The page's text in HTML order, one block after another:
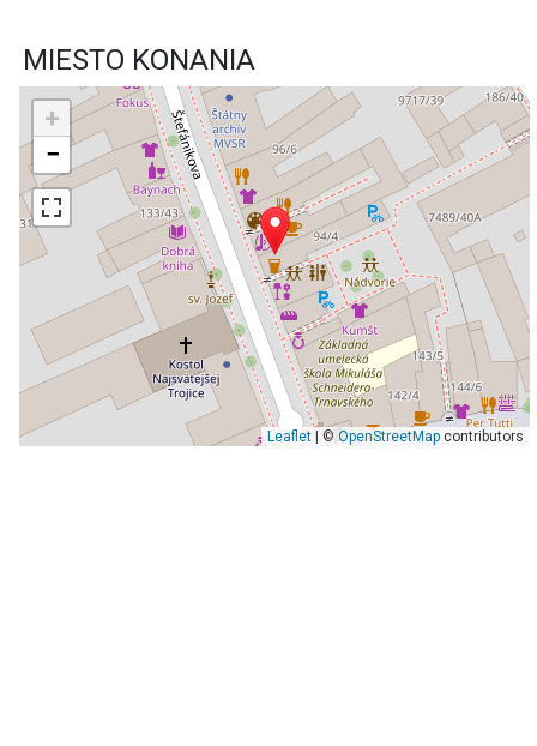
MIESTO KONANIA
+
−
Leaflet| ©OpenStreetMapcontributors